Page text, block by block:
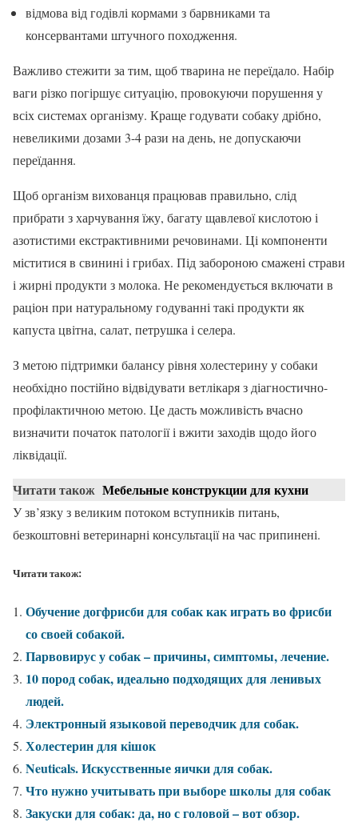
відмова від годівлі кормами з барвниками та
консервантами штучного походження.
Важливо стежити за тим, щоб тварина не переїдало. Набір
ваги різко погіршує ситуацію, провокуючи порушення у
всіх системах організму. Краще годувати собаку дрібно,
невеликими дозами 3-4 рази на день, не допускаючи
переїдання.
Щоб організм вихованця працював правильно, слід
прибрати з харчування їжу, багату щавлевої кислотою і
азотистими екстрактивними речовинами. Ці компоненти
міститися в свинині і грибах. Під забороною смажені страви
і жирні продукти з молока. Не рекомендується включати в
раціон при натуральному годуванні такі продукти як
капуста цвітна, салат, петрушка і селера.
З метою підтримки балансу рівня холестерину у собаки
необхідно постійно відвідувати ветлікаря з діагностично-
профілактичною метою. Це дасть можливість вчасно
визначити початок патології і вжити заходів щодо його
ліквідації.
Читати також Мебельные конструкции для кухни
У зв’язку з великим потоком вступників питань,
безкоштовні ветеринарні консультації на час припинені.
Читати також:
Обучение догфрисби для собак как играть во фрисби
со своей собакой.
Парвовирус у собак – причины, симптомы, лечение.
10 пород собак, идеально подходящих для ленивых
людей.
Электронный языковой переводчик для собак.
Холестерин для кішок
Neuticals. Искусственные яички для собак.
Что нужно учитывать при выборе школы для собак
Закуски для собак: да, но с головой – вот обзор.